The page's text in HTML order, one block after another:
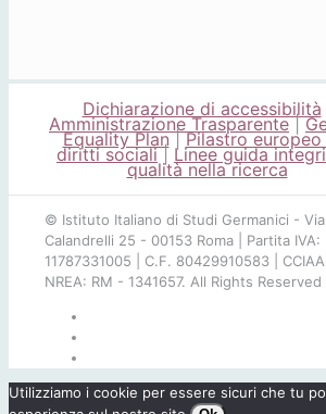
Dichiarazione di accessibilità
Amministrazione Trasparente|
Equality Plan|Pilastro europeo
diritti sociali| Linee guida
qualità nella ricerca
© Istituto Italiano di Studi Germanici - Via
Calandrelli 25 - 00153 Roma | Partita IVA:
11787331005 | C.F. 80429910583 |
NREA: RM - 1341657. All Rights Reserved
Utilizziamo i cookie per essere sicuri che tu